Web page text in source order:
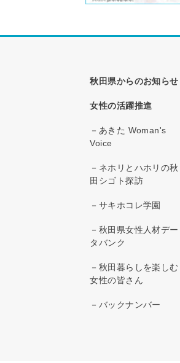
秋田県からのお知らせ
女性の活躍推進
－あきた Woman's
Voice
－ネホリとハホリの秋
田シゴト探訪
－サキホコレ学園
－秋田県女性人材デー
タバンク
－秋田暮らしを楽しむ
女性の皆さん
－バックナンバー